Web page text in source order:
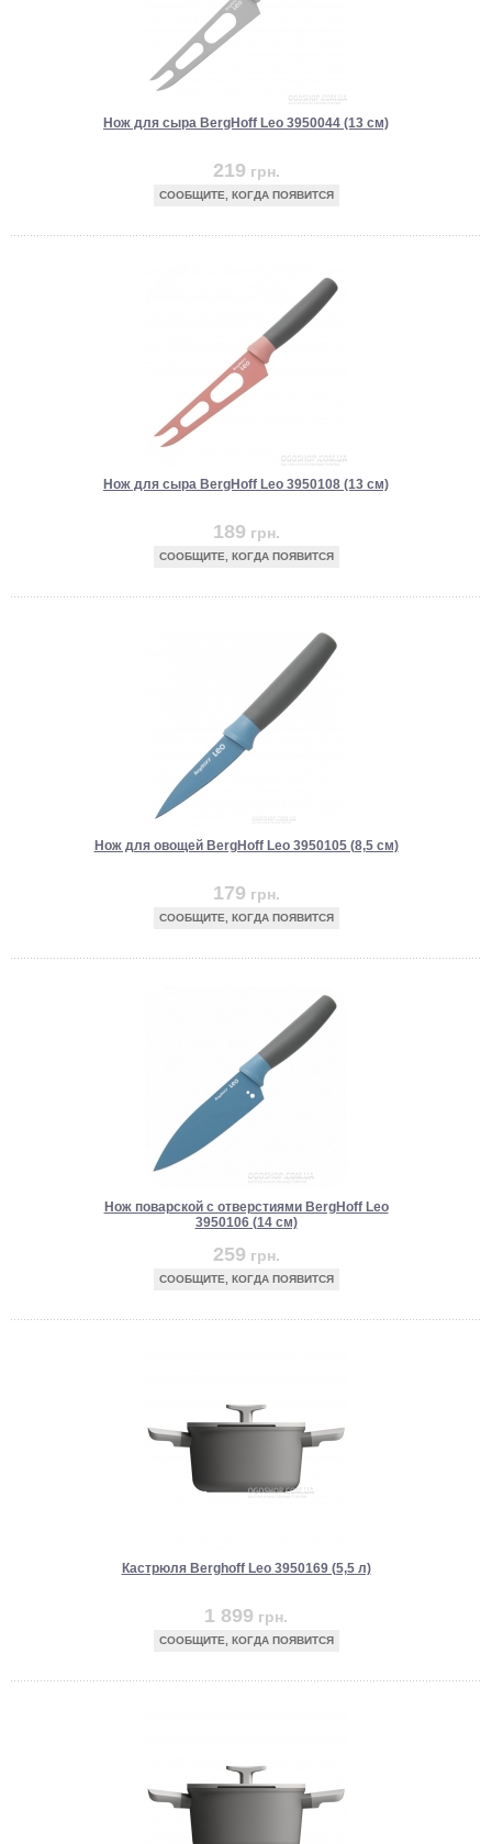
Нож для сыра BergHoff Leo 3950044 (13 см)
219 грн.
СООБЩИТЕ, КОГДА ПОЯВИТСЯ
Нож для сыра BergHoff Leo 3950108 (13 см)
189 грн.
СООБЩИТЕ, КОГДА ПОЯВИТСЯ
Нож для овощей BergHoff Leo 3950105 (8,5 см)
179 грн.
СООБЩИТЕ, КОГДА ПОЯВИТСЯ
Нож поварской с отверстиями BergHoff Leo
3950106 (14 см)
259 грн.
СООБЩИТЕ, КОГДА ПОЯВИТСЯ
Кастрюля Berghoff Leo 3950169 (5,5 л)
1 899 грн.
СООБЩИТЕ, КОГДА ПОЯВИТСЯ